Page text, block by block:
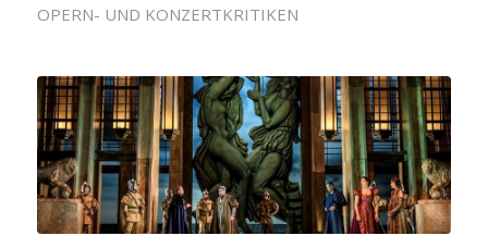
OPERN- UND KONZERTKRITIKEN